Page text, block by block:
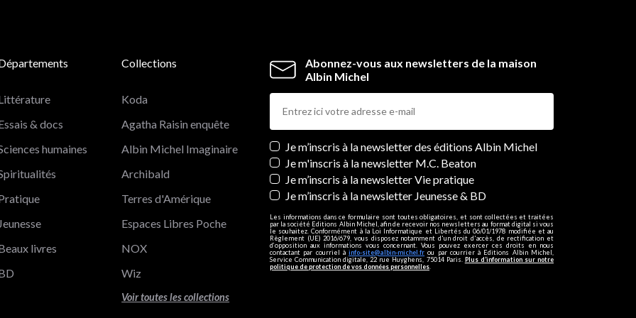
Abonnez-vous aux newsletters de la maison
Albin Michel
Newsletters
Je m’inscris à la newsletter des éditions Albin Michel
Je m'inscris à la newsletter M.C. Beaton
Je m’inscris à la newsletter Vie pratique
Je m’inscris à la newsletter Jeunesse & BD
Les informations dans ce formulaire sont toutes obligatoires, et sont collectées et traitées
par la société Editions Albin Michel, afin de recevoir nos newsletters au format digital si vous
le souhaitez. Conformément à la Loi Informatique et Libertés du 06/01/1978 modifiée et au
Règlement (UE) 2016/679, vous disposez notamment d'un droit d'accès, de rectification et
d’opposition aux informations vous concernant. Vous pouvez exercer ces droits en nous
contactant par courriel àinfo-site@albin-michel.fr ou par courrier à Editions Albin Michel,
Service Communication digitale, 22 rue Huyghens, 75014 Paris. Plus d’information sur notre
politique de protection de vos données personnelles
& docs
humaines
Jeunesse
livres
Collections
Koda
Agatha Raisin enquête
Albin Michel Imaginaire
Archibald
Terres d'Amérique
Espaces Libres Poche
NOX
Wiz
Voir toutes les collections